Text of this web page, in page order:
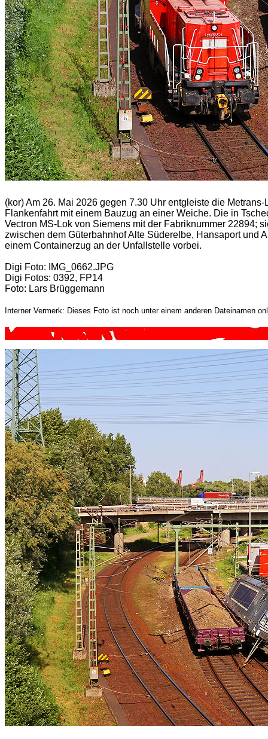
(kor) Am 26. Mai 2026 gegen 7.30 Uhr entgleiste die
Flankenfahrt mit einem Bauzug an einer Weiche. Die in
Vectron MS-Lok von Siemens mit der Fabriknummer 22894;
zwischen dem Güterbahnhof Alte Süderelbe, Hansaport und
einem Containerzug an der Unfallstelle vorbei.
Digi Foto: IMG_0662.JPG
Digi Fotos: 0392, FP14
Foto: Lars Brüggemann
Interner Vermerk: Dieses Foto ist noch unter einem anderen Dateinamen